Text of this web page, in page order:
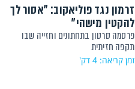
זרמון נגד פוליאקוב: "אסור לך
להקטין מישהי"
פרסמה סרטון בתחתונים וחזייה שבו
תקפה חזיתית
זמן קריאה: 4 דק'